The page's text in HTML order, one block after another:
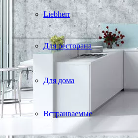
Liebherr
Для ресторана
Для дома
Встраиваемые